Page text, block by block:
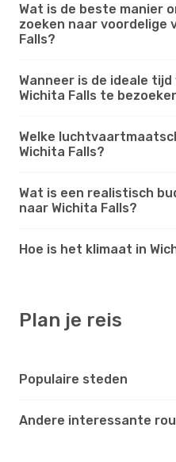
Wat is de beste manier
zoeken naar voordelige
Falls?
Wanneer is de ideale
Wichita Falls te
Welke
Wichita Falls?
Wat is een realistisch
naar Wichita Falls?
Hoe is het klimaat in
Plan je reis
Populaire steden
Andere interessante